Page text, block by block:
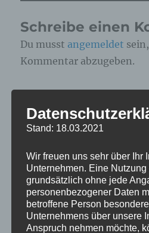
Schreibe einen
Du musst angemeldet
Kommentar abzugeben.
reduzieren.Erfahre, wie
Kommentardaten
VERÖFFENTLICHT IN
IMG_5796_mL
Stand: 18.03.2021
Wir freuen uns sehr über Ihr
Unternehmen. Eine
grundsätzlich ohne jede
personenbezogener Daten
betroffene Person
Unternehmens über unsere
Anspruch nehmen möchte,